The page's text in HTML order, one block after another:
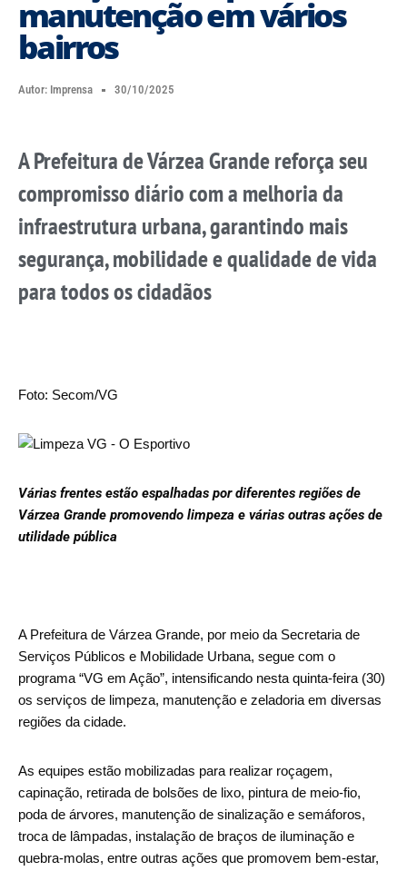
manutenção em vários
bairros
Autor: Imprensa 30/10/2025
A Prefeitura de Várzea Grande reforça seu
compromisso diário com a melhoria da
infraestrutura urbana, garantindo mais
segurança, mobilidade e qualidade de vida
para todos os cidadãos
Foto: Secom/VG
Várias frentes estão espalhadas por diferentes regiões de
Várzea Grande promovendo limpeza e várias outras ações de
utilidade pública
A Prefeitura de Várzea Grande, por meio da Secretaria de
Serviços Públicos e Mobilidade Urbana, segue com o
programa “VG em Ação”, intensificando nesta quinta-feira (30)
os serviços de limpeza, manutenção e zeladoria em diversas
regiões da cidade.
As equipes estão mobilizadas para realizar roçagem,
capinação, retirada de bolsões de lixo, pintura de meio-fio,
poda de árvores, manutenção de sinalização e semáforos,
troca de lâmpadas, instalação de braços de iluminação e
quebra-molas, entre outras ações que promovem bem-estar,